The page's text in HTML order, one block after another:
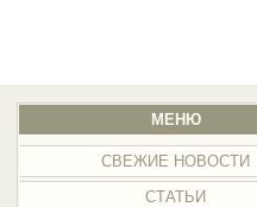
МЕНЮ
СВЕЖИЕ НОВОСТИ
СТАТЬИ